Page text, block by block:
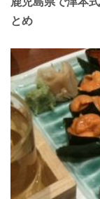
とめ